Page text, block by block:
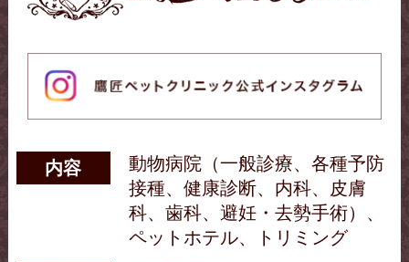
あけましておめでとうございます。
2026年１月の診療日程です。
(火)(木)(金)午前診療
今月の土曜診療は１７日です。
９時～１１時３０分
と】
フィラリア予防薬を5月から飲ませる前には、
動物病院にて、必ずフィラリア症に感染して
す。万が一、感染している犬にフィラリア予
防薬を与えるとショック死をしてしまうこと
もあるからです。
一年中忘れずに予防している場合は血液検査
は免除していますが、一回でも予防を忘れて
内容
動物病院（一般診療、各種予防
接種、健康診断、内科、皮膚
科、歯科、避妊・去勢手術）、
ペットホテル、トリミング